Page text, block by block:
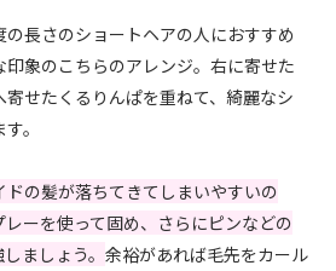
長さのショートヘアの人におすすめ
象のこちらのアレンジ。右に寄せた
寄せたくるりんぱを重ねて、綺麗なシ
。
の髪が落ちてきてしまいやすいの
ーを使って固め、さらにピンなどの
ましょう。余裕があれば毛先をカール